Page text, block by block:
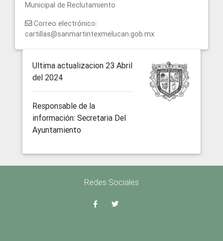
Municipal de Reclutamiento
Correo electrónico:
cartillas@sanmartintexmelucan.gob.mx
Ultima actualizacion 23 Abril
del 2024
Responsable de la
información: Secretaria Del
Ayuntamiento
Redes Sociales